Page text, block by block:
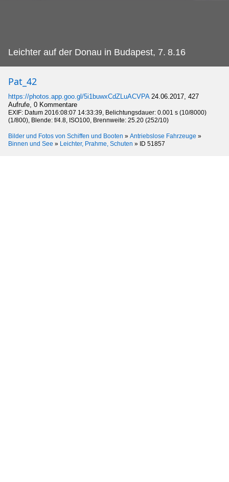
Leichter auf der Donau in Budapest, 7. 8.16
Pat_42
https://photos.app.goo.gl/5i1buwxCdZLuACVPA 24.06.2017, 427
Aufrufe, 0 Kommentare
EXIF: Datum 2016:08:07 14:33:39, Belichtungsdauer: 0.001 s (10/8000)
(1/800), Blende: f/4.8, ISO100, Brennweite: 25.20 (252/10)
Bilder und Fotos von Schiffen und Booten » Antriebslose Fahrzeuge »
Binnen und See » Leichter, Prahme, Schuten » ID 51857